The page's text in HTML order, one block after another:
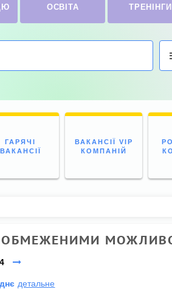
ОСВІТА ТРЕНІНГИ
ГАРЯЧІ
ВАКАНСІЇ
ВАКАНСІЇ VIP
КОМПАНІЙ
ОБМЕЖЕНИМИ
4
детальне